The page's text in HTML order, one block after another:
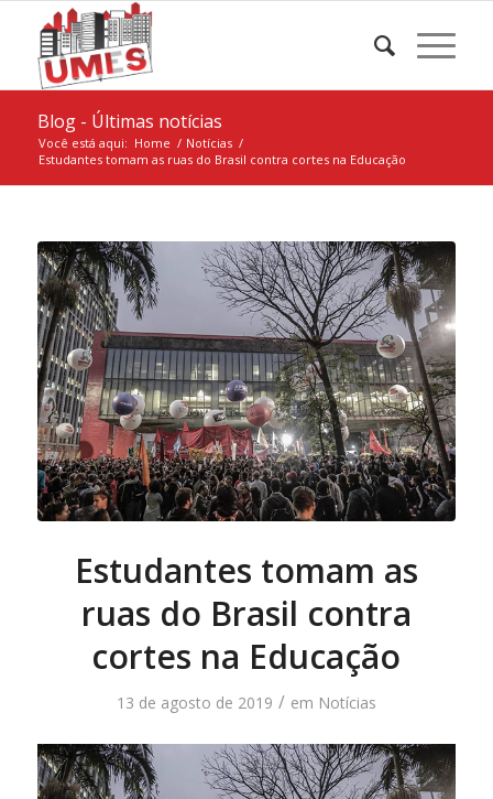
Blog - Últimas notícias
Você está aqui: Home / Notícias /
Estudantes tomam as ruas do Brasil contra cortes na Educação
Estudantes tomam as
ruas do Brasil contra
cortes na Educação
13 de agosto de 2019 / em Notícias